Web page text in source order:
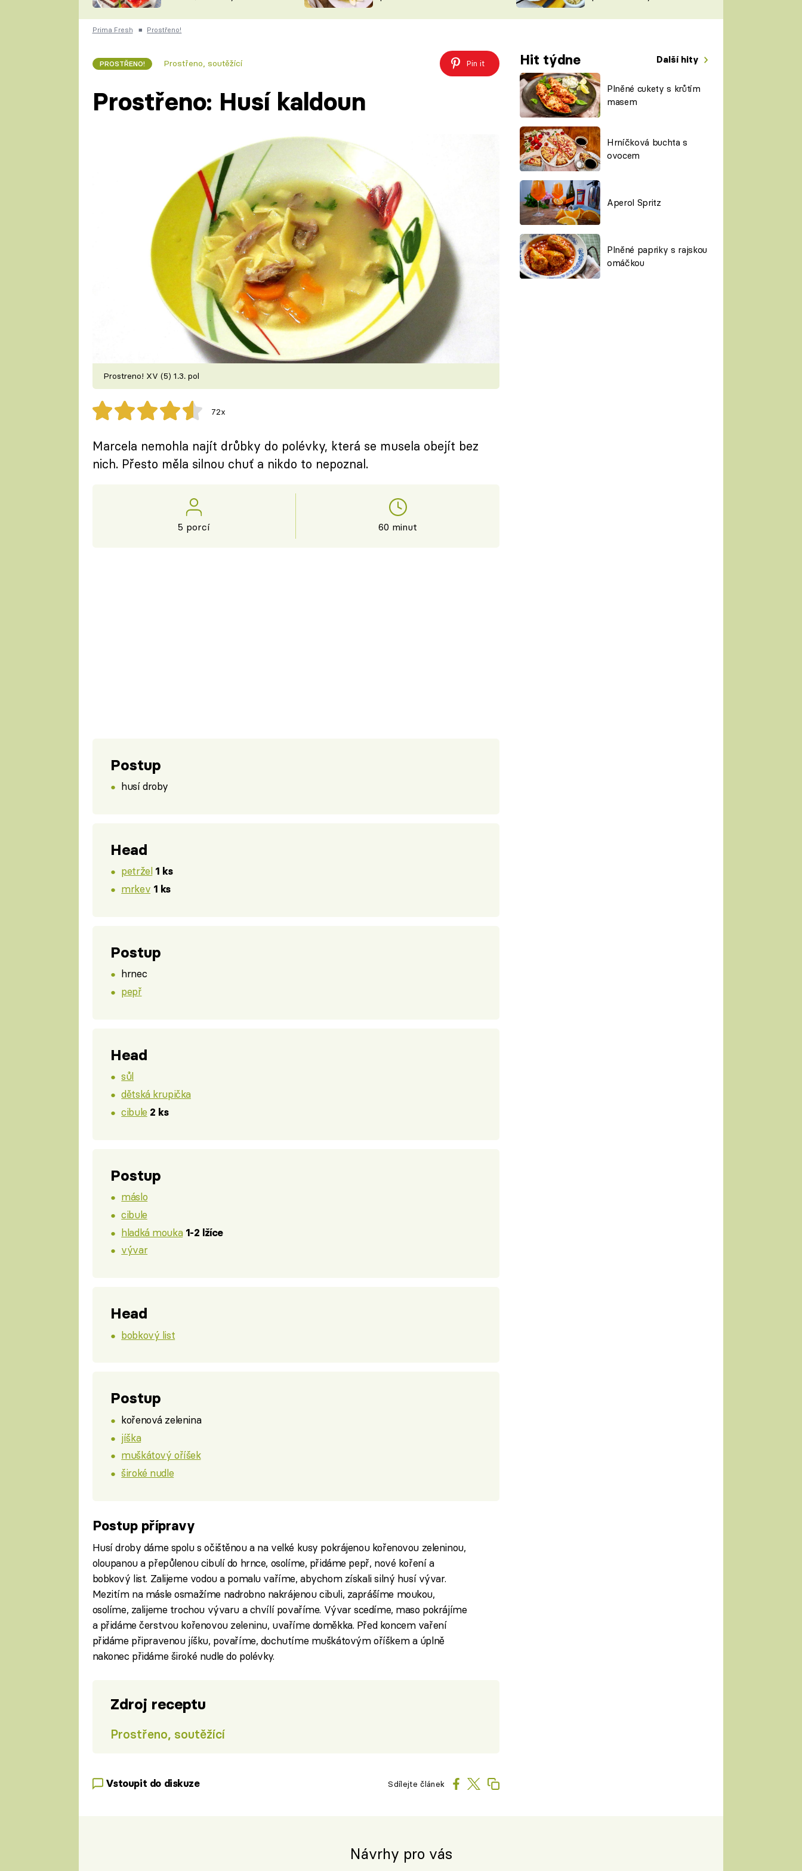
ČESKO NA TALÍŘI
KUCHAŘKA
VYCHYTÁVKY
ŠÉFREDAKTORKY
ČASOPIS
Prima Fresh ■ Prostřeno!
PROSTŘENO! Prostřeno, soutěžící Pin it Hit týdne Další hity
Plněné cukety s krůtím
masem
Hrníčková buchta s
ovocem
Aperol Spritz
Plněné papriky s rajskou
omáčkou
Prostřeno: Husí kaldoun
Prostreno! XV (5) 1.3. pol
72x
Marcela nemohla najít drůbky do polévky, která se musela obejít bez
nich. Přesto měla silnou chuť a nikdo to nepoznal.
5 porcí 60 minut
Postup
husí droby
Head
petržel 1 ks
mrkev 1 ks
Postup
hrnec
pepř
Head
sůl
dětská krupička
cibule 2 ks
Postup
máslo
cibule
hladká mouka 1-2 lžíce
vývar
Head
bobkový list
Postup
kořenová zelenina
jíška
muškátový oříšek
široké nudle
Postup přípravy
Husí droby dáme spolu s očištěnou a na velké kusy pokrájenou kořenovou zeleninou,
oloupanou a přepůlenou cibulí do hrnce, osolíme, přidáme pepř, nové koření a
bobkový list. Zalijeme vodou a pomalu vaříme, abychom získali silný husí vývar.
Mezitím na másle osmažíme nadrobno nakrájenou cibuli, zaprášíme moukou,
osolíme, zalijeme trochou vývaru a chvílí povaříme. Vývar scedíme, maso pokrájíme
a přidáme čerstvou kořenovou zeleninu, uvaříme doměkka. Před koncem vaření
přidáme připravenou jíšku, povaříme, dochutíme muškátovým oříškem a úplně
nakonec přidáme široké nudle do polévky.
Zdroj receptu
Prostřeno, soutěžící
Vstoupit do diskuze Sdílejte článek
Návrhy pro vás